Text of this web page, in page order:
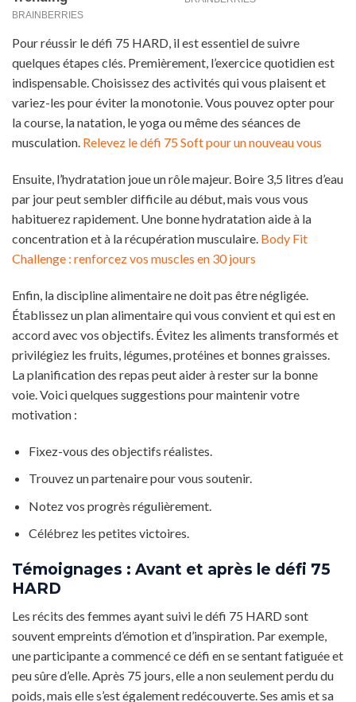
Pour réussir le défi 75 HARD, il est essentiel de suivre
quelques étapes clés. Premièrement, l’exercice quotidien est
indispensable. Choisissez des activités qui vous plaisent et
variez-les pour éviter la monotonie. Vous pouvez opter pour
la course, la natation, le yoga ou même des séances de
musculation. Relevez le défi 75 Soft pour un nouveau vous
Ensuite, l’hydratation joue un rôle majeur. Boire 3,5 litres d’eau
par jour peut sembler difficile au début, mais vous vous
habituerez rapidement. Une bonne hydratation aide à la
concentration et à la récupération musculaire. Body Fit
Challenge : renforcez vos muscles en 30 jours
Enfin, la discipline alimentaire ne doit pas être négligée.
Établissez un plan alimentaire qui vous convient et qui est en
accord avec vos objectifs. Évitez les aliments transformés et
privilégiez les fruits, légumes, protéines et bonnes graisses.
La planification des repas peut aider à rester sur la bonne
voie. Voici quelques suggestions pour maintenir votre
motivation :
Fixez-vous des objectifs réalistes.
Trouvez un partenaire pour vous soutenir.
Notez vos progrès régulièrement.
Célébrez les petites victoires.
Témoignages : Avant et après le défi 75
HARD
Les récits des femmes ayant suivi le défi 75 HARD sont
souvent empreints d’émotion et d’inspiration. Par exemple,
une participante a commencé ce défi en se sentant fatiguée et
peu sûre d’elle. Après 75 jours, elle a non seulement perdu du
poids, mais elle s’est également redécouverte. Ses amis et sa